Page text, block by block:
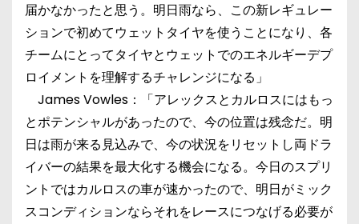
届かなかったと思う。明日雨なら、この新レギュレー
ションで初めてウェットタイヤを使うことになり、各
チームにとってタイヤとウェットでのエネルギーデプ
ロイメントを理解するチャレンジになる」
James Vowles：「アレックスとカルロスにはもっ
とポテンシャルがあったので、今の位置は残念だ。明
日は雨が来る見込みで、今の状況をリセットし両ドラ
イバーの結果を最大化する機会になる。今日のスプリ
ントではカルロスの車が速かったので、明日がミック
スコンディションならそれをレースにつなげる必要が